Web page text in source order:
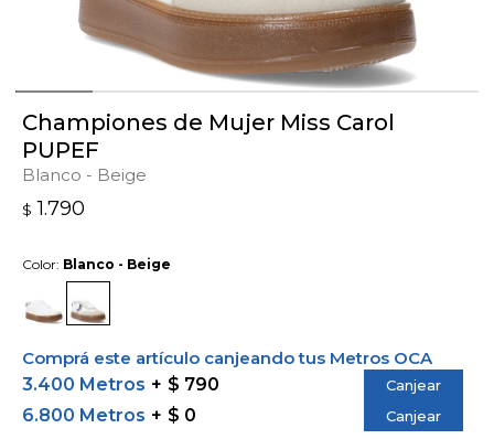
Championes de Mujer Miss Carol
PUPEF
Blanco - Beige
$ 1.790
Color: Blanco - Beige
Comprá este artículo canjeando tus Metros OCA
3.400 Metros
$ 790 Canjear
6.800 Metros $ 0 Canjear